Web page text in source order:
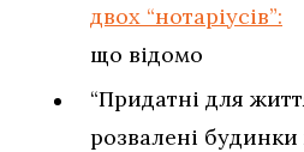
двох “нотаріусів”:
що відомо
“Придатні для
розвалені